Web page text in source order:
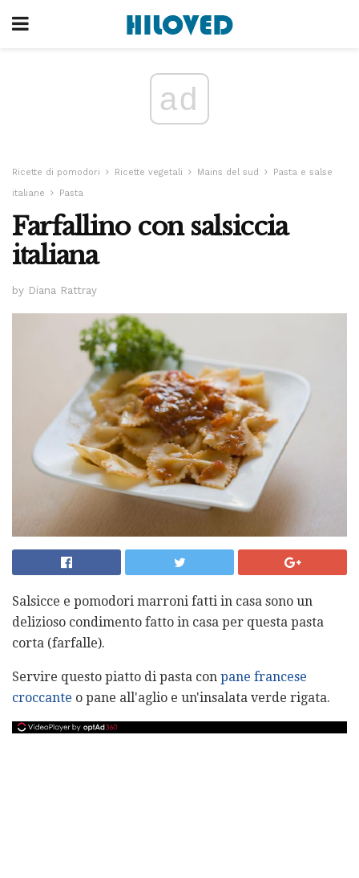
ad
Ricette di pomodori Ricette vegetali Mains del sud
Pasta e salse
italiane
Pasta
Farfallino con salsiccia
italiana
by Diana Rattray
Salsicce e pomodori marroni fatti in casa sono un
delizioso condimento fatto in casa per questa pasta
corta (farfalle).
Servire questo piatto di pasta con pane francese
croccante o pane all'aglio e un'insalata verde rigata.